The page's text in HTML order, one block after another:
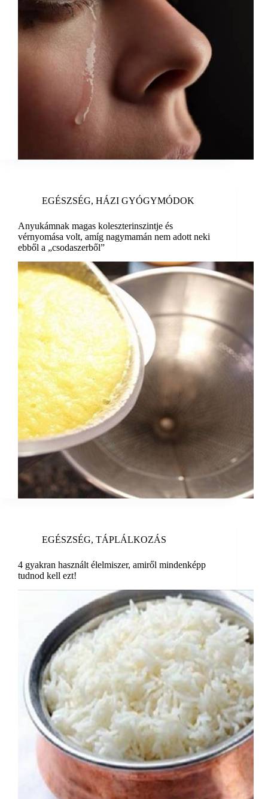
EGÉSZSÉG, HÁZI GYÓGYMÓDOK
Anyukámnak magas koleszterinszintje és
vérnyomása volt, amíg nagymamán nem adott neki
ebből a „csodaszerből”
EGÉSZSÉG, TÁPLÁLKOZÁS
4 gyakran használt élelmiszer, amiről mindenképp
tudnod kell ezt!